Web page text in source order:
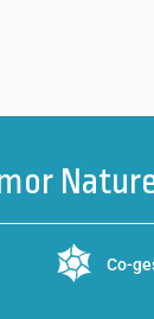
Co-